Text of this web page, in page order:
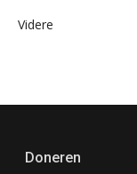
Videre
Doneren